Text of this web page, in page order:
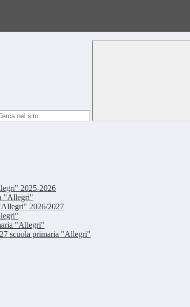
2025-2026
"Allegri"
2026/2027
"Allegri"
scuola primaria "Allegri"